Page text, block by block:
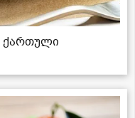
ქართული